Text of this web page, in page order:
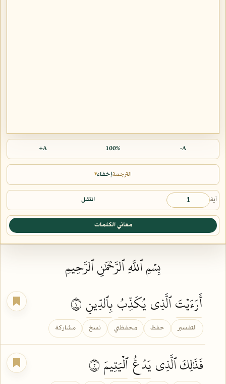
A-
100%
A+
الترجمةإخفاء▾
آية انتقل
معاني الكلمات
بِسۡمِ ٱللَّهِ ٱلرَّحۡمَٰنِ ٱلرَّحِيمِ
أَرَءَيۡتَٱلَّذِي يُكَذِّبُ بِٱلدِّينِ
التفسير حفظ محفظتي نسخ مشاركة
فَذَٰلِكَ ٱلَّذِي يَدُعُّٱلۡيَتِيمَ